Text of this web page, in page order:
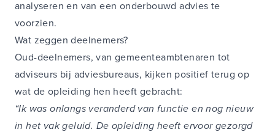
analyseren en van een onderbouwd advies te
voorzien.
Wat zeggen deelnemers?
Oud-deelnemers, van gemeenteambtenaren tot
adviseurs bij adviesbureaus, kijken positief terug op
wat de opleiding hen heeft gebracht:
“Ik was onlangs veranderd van functie en nog nieuw
in het vak geluid. De opleiding heeft ervoor gezorgd